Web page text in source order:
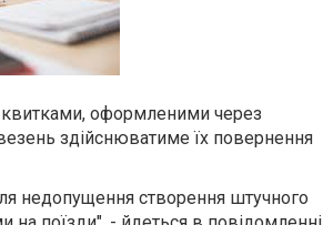
квитками, оформленими через
здійснюватиме їх повернення
недопущення створення штучного